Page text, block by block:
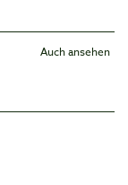
Auch ansehen